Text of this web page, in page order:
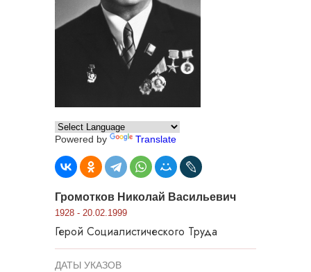
Powered by Translate
Громотков Николай Васильевич
1928 - 20.02.1999
Герой Социалистического Труда
ДАТЫ УКАЗОВ